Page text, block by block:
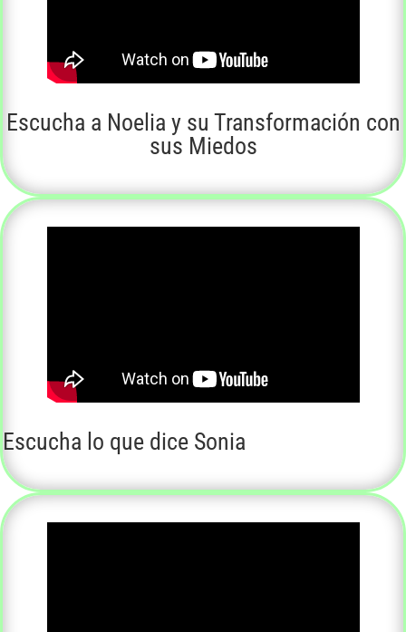
Escucha a Noelia y su Transformación con
sus Miedos
Escucha lo que dice Sonia